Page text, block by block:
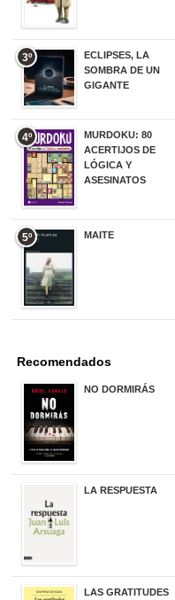
3º
ECLIPSES, LA
SOMBRA DE UN
GIGANTE
4º
MURDOKU: 80
ACERTIJOS DE
LÓGICA Y
ASESINATOS
5º MAITE
Recomendados
NO DORMIRÁS
LA RESPUESTA
LAS GRATITUDES